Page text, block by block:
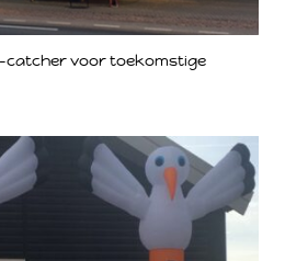
catcher voor toekomstige